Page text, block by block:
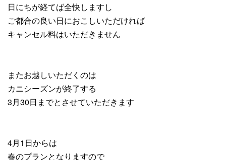
日にちが経てば全快しますし
ご都合の良い日におこしいただければ
キャンセル料はいただきません
またお越しいただくのは
カニシーズンが終了する
3月30日までとさせていただきます
4月1日からは
春のプランとなりますので